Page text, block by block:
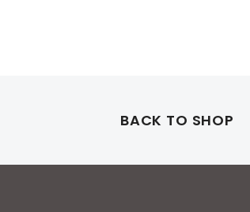
BACK TO SHOP